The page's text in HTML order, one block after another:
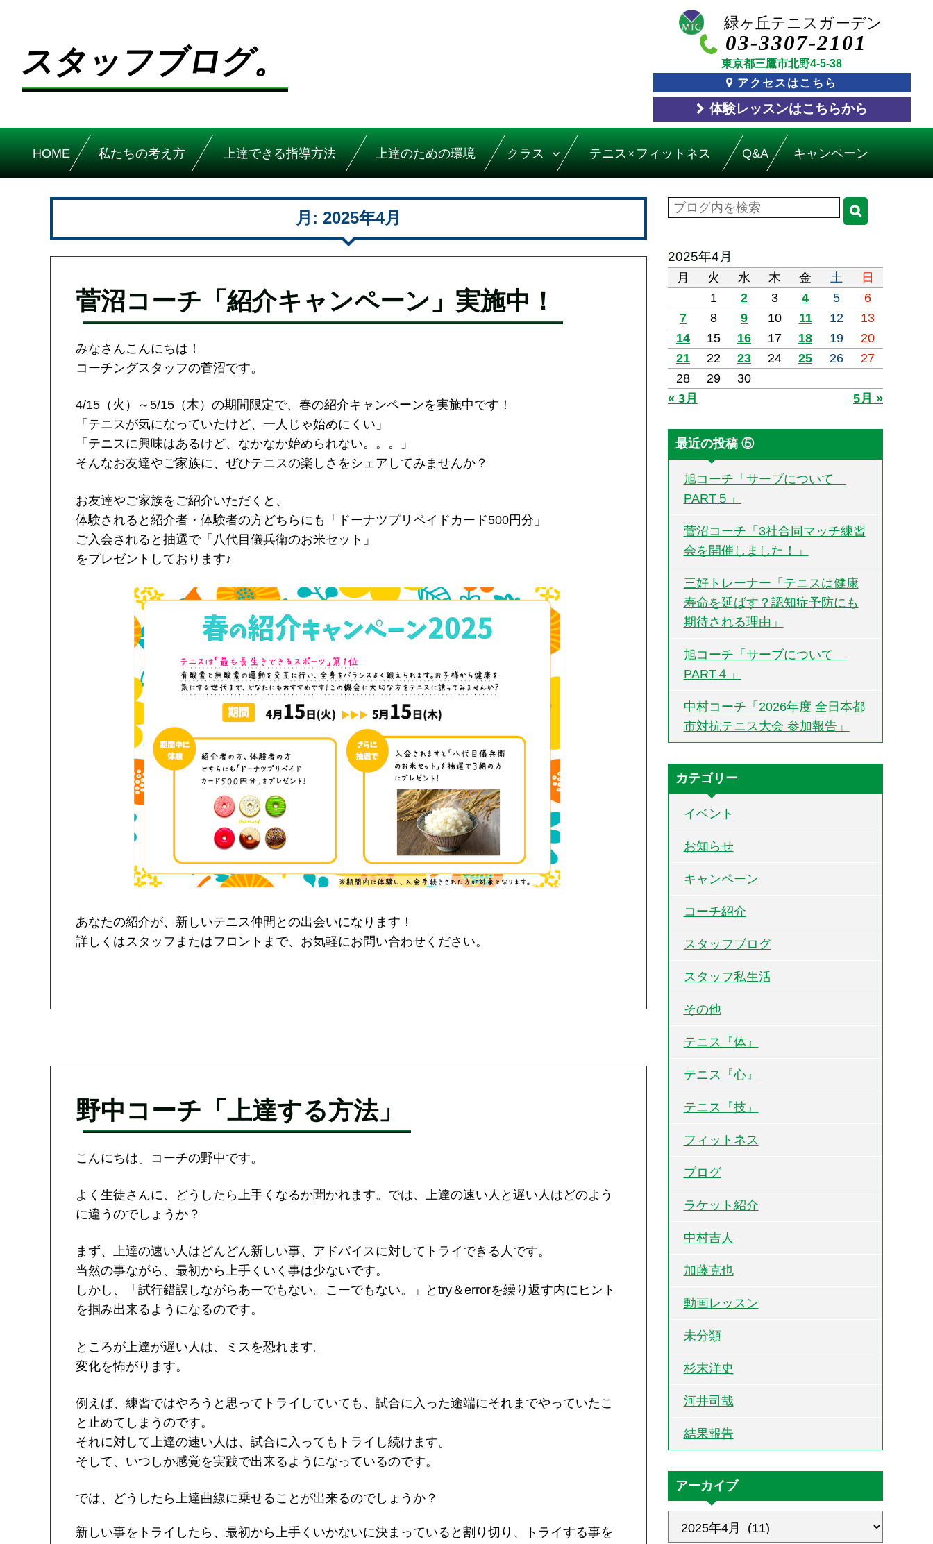
スタッフブログ。
03-3307-2101
東京都三鷹市北野4-5-38
アクセスはこちら
体験レッスンはこちらから
HOME 私たちの考え方 上達できる指導方法 上達のための環境 クラス テニス × フィットネス Q&A キャンペーン
月: 2025年4月
菅沼コーチ「紹介キャンペーン」実施中！
みなさんこんにちは！
コーチングスタッフの菅沼です。
4/15（火）～5/15（木）の期間限定で、春の紹介キャンペーンを実施中です！
「テニスが気になっていたけど、一人じゃ始めにくい」
「テニスに興味はあるけど、なかなか始められない。。。」
そんなお友達やご家族に、ぜひテニスの楽しさをシェアしてみませんか？
お友達やご家族をご紹介いただくと、
体験されると紹介者・体験者の方どちらにも「ドーナツプリペイドカード500円分」
ご入会されると抽選で「八代目儀兵衛のお米セット」
をプレゼントしております♪
あなたの紹介が、新しいテニス仲間との出会いになります！
詳しくはスタッフまたはフロントまで、お気軽にお問い合わせください。
野中コーチ「上達する方法」
こんにちは。コーチの野中です。
よく生徒さんに、どうしたら上手くなるか聞かれます。では、上達の速い人と遅い人はどのよう
に違うのでしょうか？
まず、上達の速い人はどんどん新しい事、アドバイスに対してトライできる人です。
当然の事ながら、最初から上手くいく事は少ないです。
しかし、「試行錯誤しながらあーでもない。こーでもない。」とtry＆errorを繰り返す内にヒント
を掴み出来るようになるのです。
ところが上達が遅い人は、ミスを恐れます。
変化を怖がります。
例えば、練習ではやろうと思ってトライしていても、試合に入った途端にそれまでやっていたこ
と止めてしまうのです。
それに対して上達の速い人は、試合に入ってもトライし続けます。
そして、いつしか感覚を実践で出来るようになっているのです。
では、どうしたら上達曲線に乗せることが出来るのでしょうか？
新しい事をトライしたら、最初から上手くいかないに決まっていると割り切り、トライする事を
2025年4月
月 火 水 木 金 土
日
1
2 3 4 5
6
7
8 9 10 11 12
13
14
15 16 17 18 19
20
21
22 23 24 25 26
27
28
29
30
« 3月
5月 »
最近の投稿 ⑤
旭コーチ「サーブについて
PART５」
菅沼コーチ「3社合同マッチ練習
会を開催しました！」
三好トレーナー「テニスは健康
寿命を延ばす？認知症予防にも
期待される理由」
旭コーチ「サーブについて
PART４」
中村コーチ「2026年度 全日本都
市対抗テニス大会 参加報告」
カテゴリー
イベント
お知らせ
キャンペーン
コーチ紹介
スタッフブログ
スタッフ私生活
その他
テニス『体』
テニス『心』
テニス『技』
フィットネス
ブログ
ラケット紹介
中村吉人
加藤克也
動画レッスン
未分類
杉末洋史
河井司哉
結果報告
アーカイブ